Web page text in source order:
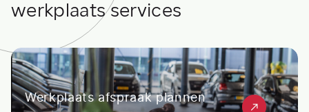
werkplaats services
Werkplaats afspraak plannen